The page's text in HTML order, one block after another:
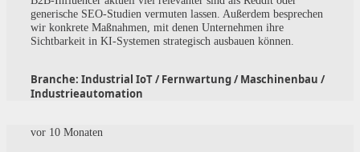
generische SEO-Studien vermuten lassen. Außerdem besprechen
wir konkrete Maßnahmen, mit denen Unternehmen ihre
Sichtbarkeit in KI-Systemen strategisch ausbauen können.
Branche:Industrial IoT / Fernwartung / Maschinenbau /
Industrieautomation
vor 10 Monaten